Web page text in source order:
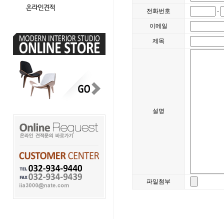
전화번호 -
이메일
제목
설명
파일첨부